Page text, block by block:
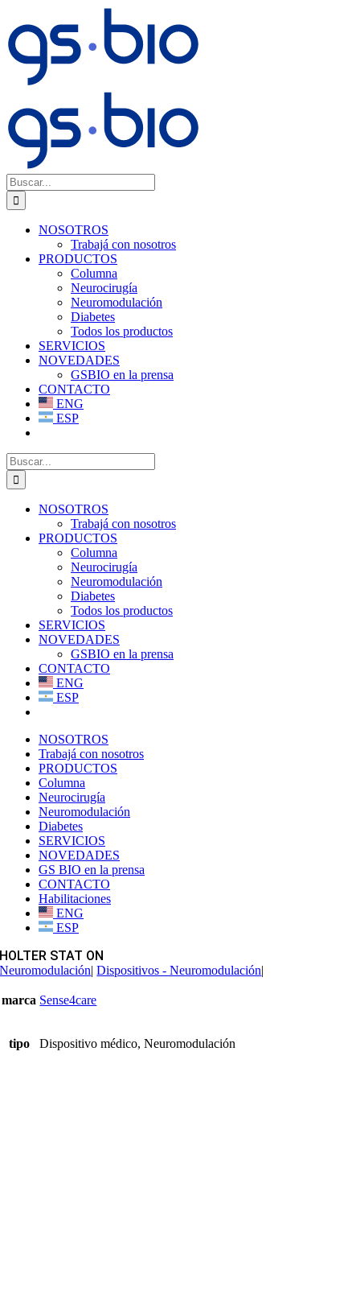
al
contenido
Buscar:
NOSOTROS
Trabajá con nosotros
PRODUCTOS
Columna
Neurocirugía
Neuromodulación
Diabetes
Todos los productos
SERVICIOS
NOVEDADES
GSBIO en la prensa
CONTACTO
ENG
ESP
Buscar:
NOSOTROS
Trabajá con nosotros
PRODUCTOS
Columna
Neurocirugía
Neuromodulación
Diabetes
Todos los productos
SERVICIOS
NOVEDADES
GSBIO en la prensa
CONTACTO
ENG
ESP
NOSOTROS
Trabajá con nosotros
PRODUCTOS
Columna
Neurocirugía
Neuromodulación
Diabetes
SERVICIOS
NOVEDADES
GS BIO en la prensa
CONTACTO
Habilitaciones
ENG
ESP
HOLTER STAT ON
Neuromodulación|Dispositivos - Neuromodulación|
marca Sense4care
tipo Dispositivo médico, Neuromodulación